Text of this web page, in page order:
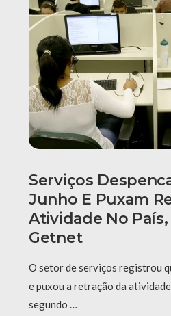
Serviços
Junho E Puxam
Atividade No
Getnet
O setor de serviços registrou
e puxou a retração da
segundo …